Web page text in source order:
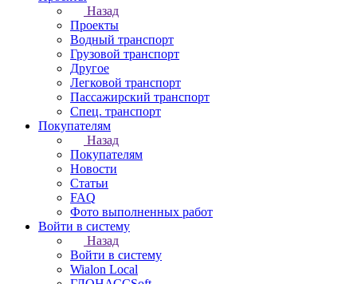
Назад
Проекты
Водный транспорт
Грузовой транспорт
Другое
Легковой транспорт
Пассажирский транспорт
Спец. транспорт
Покупателям
Назад
Покупателям
Новости
Статьи
FAQ
Фото выполненных работ
Войти в систему
Назад
Войти в систему
Wialon Local